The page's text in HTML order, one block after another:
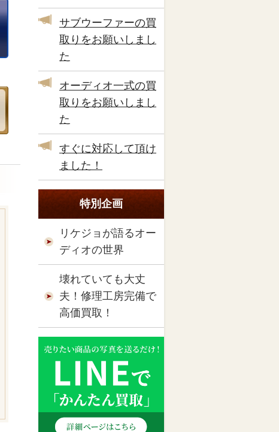
サブウーファーの買
取りをお願いしまし
た
オーディオ一式の買
取りをお願いしまし
た
すぐに対応して頂け
ました！
特別企画
リケジョが語るオー
ディオの世界
壊れていても大丈
夫！修理工房完備で
高価買取！